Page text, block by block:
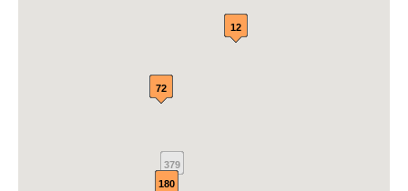
379
180
72
12